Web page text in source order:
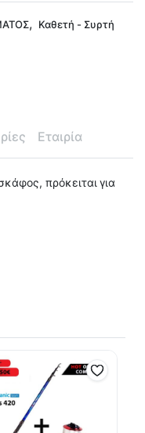
,
Καθετή - Συρτή
Εταιρία
πρόκειται για